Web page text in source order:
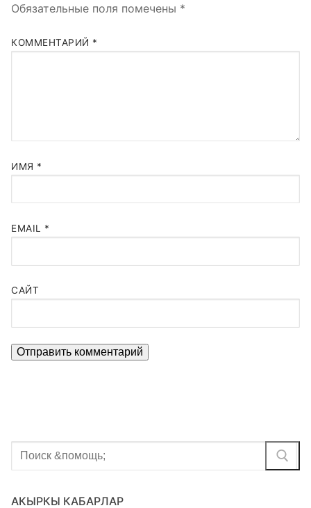
Обязательные поля помечены *
КОММЕНТАРИЙ *
ИМЯ *
EMAIL *
САЙТ
Найти:
АКЫРКЫ КАБАРЛАР